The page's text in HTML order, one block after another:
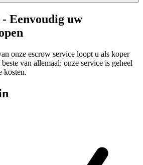
Eenvoudig uw
onze escrow service loopt u als koper
van allemaal: onze service is geheel
kosten.